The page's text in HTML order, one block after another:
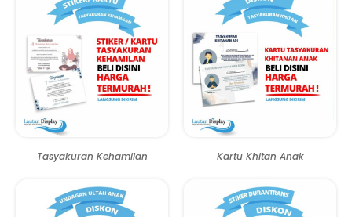
Tasyakuran Kehamilan Kartu Khitan Anak